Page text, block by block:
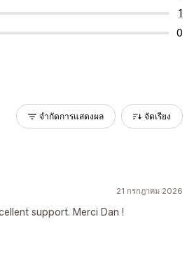
1
0
จำกัดการแสดงผล จัดเรียง
21 กรกฎาคม 2026
support. Merci Dan !